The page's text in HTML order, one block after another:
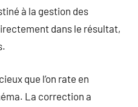
à la gestion des
dans le résultat,
que l’on rate en
La correction a